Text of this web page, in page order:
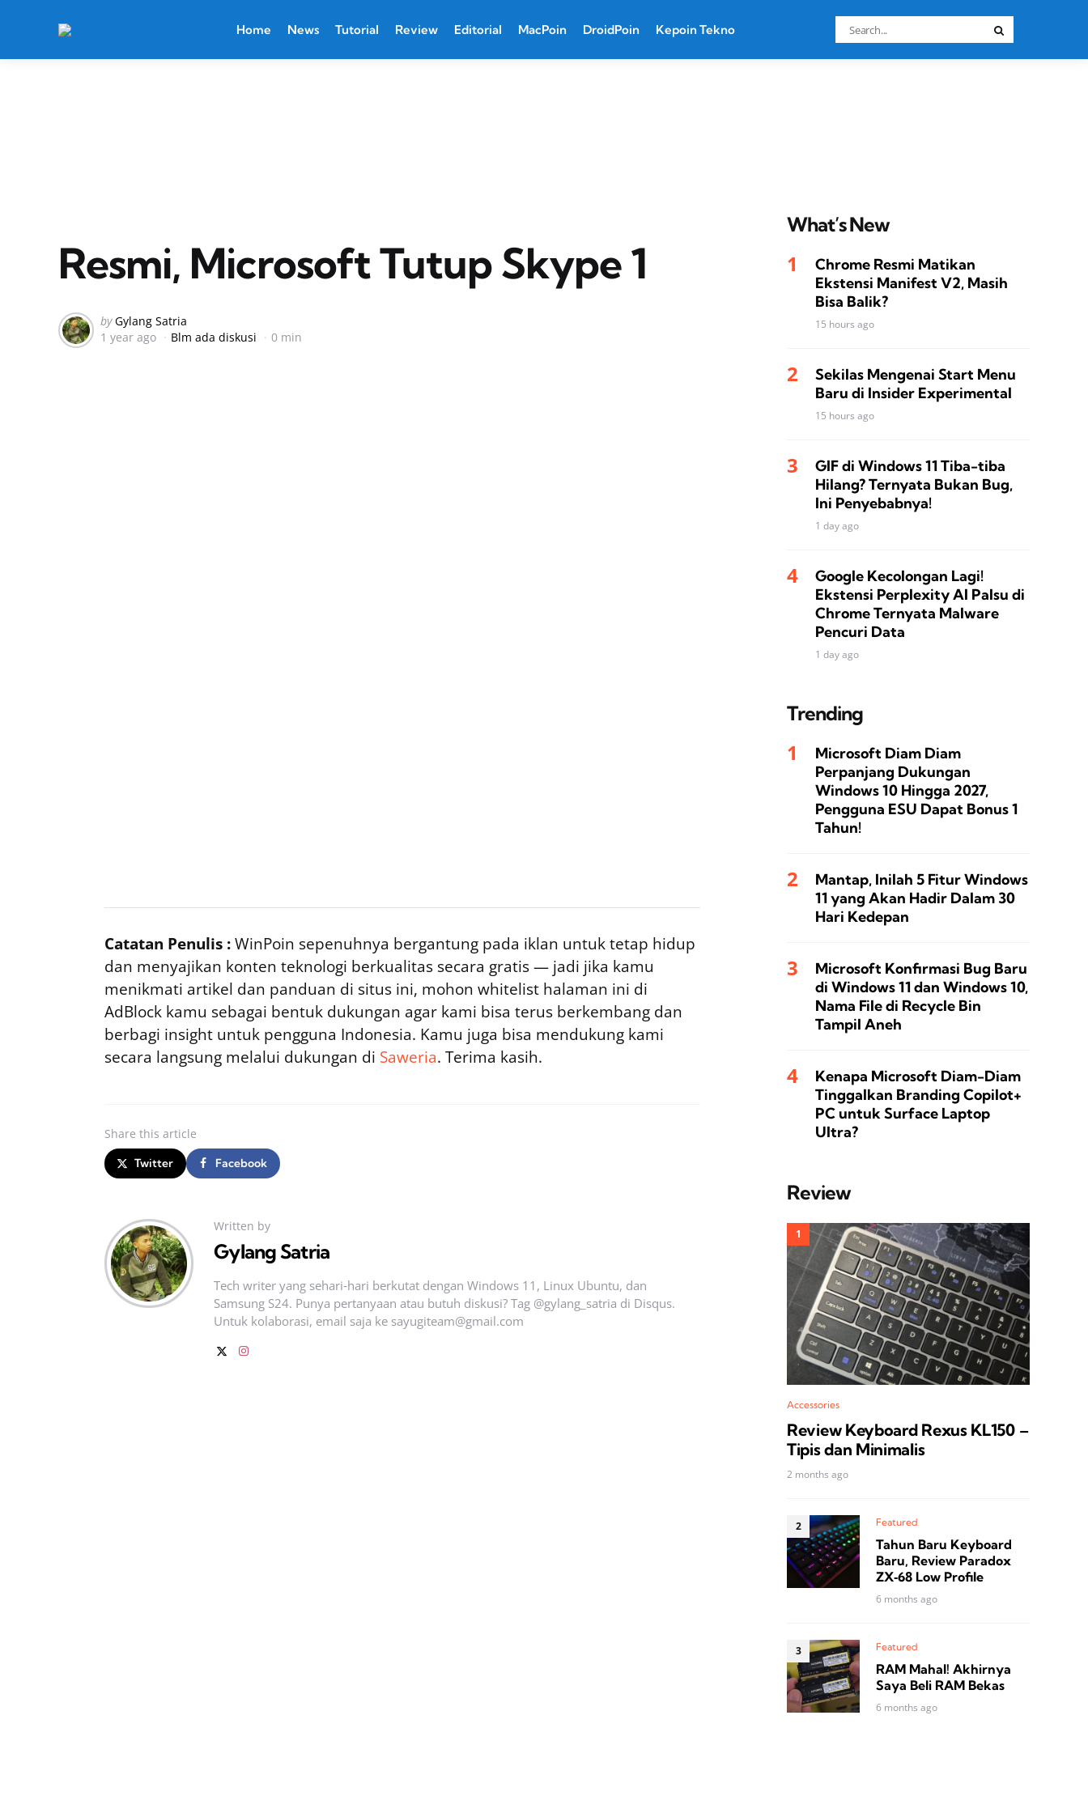
Home News Tutorial Review Editorial MacPoin DroidPoin Kepoin Tekno
Search
for:
Resmi, Microsoft Tutup Skype 1
Posted
by
by Gylang Satria
1 year ago
Blm ada diskusi 0 min
Catatan Penulis :WinPoin sepenuhnya bergantung pada iklan untuk tetap hidup
dan menyajikan konten teknologi berkualitas secara gratis — jadi jika kamu
menikmati artikel dan panduan di situs ini, mohon whitelist halaman ini di
AdBlock kamu sebagai bentuk dukungan agar kami bisa terus berkembang dan
berbagi insight untuk pengguna Indonesia. Kamu juga bisa mendukung kami
secara langsung melalui dukungan di Saweria. Terima kasih.
Share this article
Twitter Facebook
Written by
Gylang Satria
Tech writer yang sehari‑hari berkutat dengan Windows 11, Linux Ubuntu, dan
Samsung S24. Punya pertanyaan atau butuh diskusi? Tag @gylang_satria di Disqus.
Untuk kolaborasi, email saja ke sayugiteam@gmail.com
What’s New
Chrome Resmi Matikan
Ekstensi Manifest V2, Masih
Bisa Balik?
15 hours ago
Sekilas Mengenai Start Menu
Baru di Insider Experimental
15 hours ago
GIF di Windows 11 Tiba-tiba
Hilang? Ternyata Bukan Bug,
Ini Penyebabnya!
1 day ago
Google Kecolongan Lagi!
Ekstensi Perplexity AI Palsu di
Chrome Ternyata Malware
Pencuri Data
1 day ago
Trending
Microsoft Diam Diam
Perpanjang Dukungan
Windows 10 Hingga 2027,
Pengguna ESU Dapat Bonus 1
Tahun!
Mantap, Inilah 5 Fitur Windows
11 yang Akan Hadir Dalam 30
Hari Kedepan
Microsoft Konfirmasi Bug Baru
di Windows 11 dan Windows 10,
Nama File di Recycle Bin
Tampil Aneh
Kenapa Microsoft Diam-Diam
Tinggalkan Branding Copilot+
PC untuk Surface Laptop
Ultra?
Review
Accessories
Review Keyboard Rexus KL150 –
Tipis dan Minimalis
2 months ago
Featured
Tahun Baru Keyboard
Baru, Review Paradox
ZX‑68 Low Profile
6 months ago
Featured
RAM Mahal! Akhirnya
Saya Beli RAM Bekas
6 months ago